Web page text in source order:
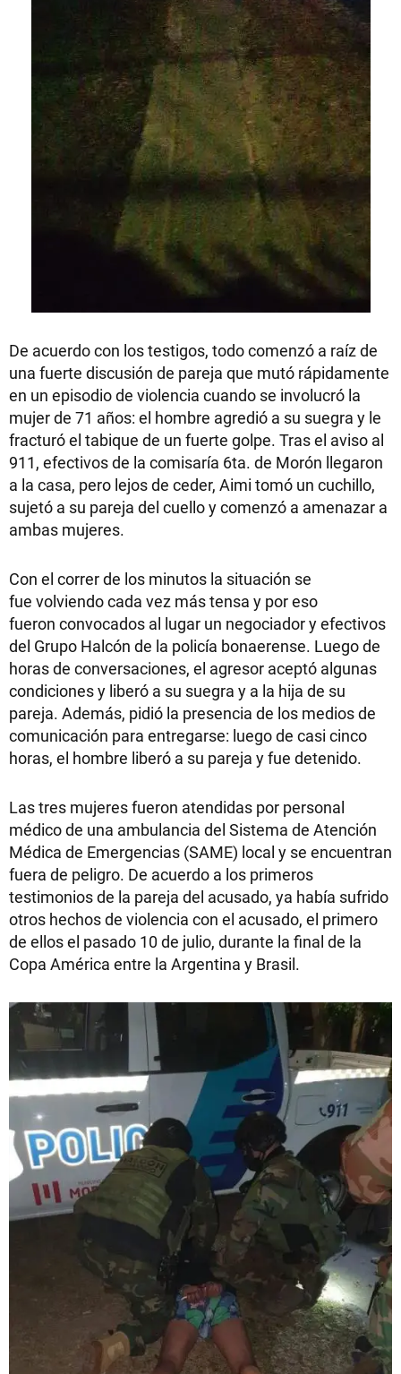
De acuerdo con los testigos, todo comenzó a raíz de
una fuerte discusión de pareja que mutó rápidamente
en un episodio de violencia cuando se involucró la
mujer de 71 años: el hombre agredió a su suegra y le
fracturó el tabique de un fuerte golpe. Tras el aviso al
911, efectivos de la comisaría 6ta. de Morón llegaron
a la casa, pero lejos de ceder, Aimi tomó un cuchillo,
sujetó a su pareja del cuello y comenzó a amenazar a
ambas mujeres.
Con el correr de los minutos la situación se
fue volviendo cada vez más tensa y por eso
fueron convocados al lugar un negociador y efectivos
del Grupo Halcón de la policía bonaerense. Luego de
horas de conversaciones, el agresor aceptó algunas
condiciones y liberó a su suegra y a la hija de su
pareja. Además, pidió la presencia de los medios de
comunicación para entregarse: luego de casi cinco
horas, el hombre liberó a su pareja y fue detenido.
Las tres mujeres fueron atendidas por personal
médico de una ambulancia del Sistema de Atención
Médica de Emergencias (SAME) local y se encuentran
fuera de peligro. De acuerdo a los primeros
testimonios de la pareja del acusado, ya había sufrido
otros hechos de violencia con el acusado, el primero
de ellos el pasado 10 de julio, durante la final de la
Copa América entre la Argentina y Brasil.